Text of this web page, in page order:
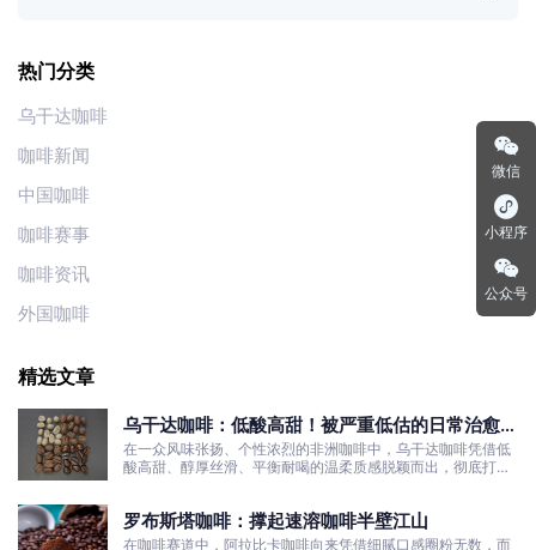
热门分类
乌干达咖啡
咖啡新闻
中国咖啡
咖啡赛事
咖啡资讯
外国咖啡
精选文章
乌干达咖啡：低酸高甜！被严重低估的日常治愈口
粮豆
在一众风味张扬、个性浓烈的非洲咖啡中，乌干达咖啡凭借低
酸高甜、醇厚丝滑、平衡耐喝的温柔质感脱颖而出，彻底打破
罗布斯塔咖啡：撑起速溶咖啡半壁江山
在咖啡赛道中，阿拉比卡咖啡向来凭借细腻口感圈粉无数，而
微信
小程序
公众号